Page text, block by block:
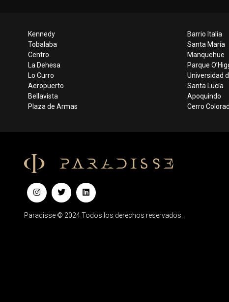
Kennedy
Tobalaba
Centro
La Dehesa
Lo Curro
Aeropuerto
Bellavista
Plaza de Armas
Barrio Italia
Santa María
Manquehue
Parque
Universidad
Santa Lucía
Apoquindo
Cerro
Paradisse © 2024 Todos los derechos reservados.